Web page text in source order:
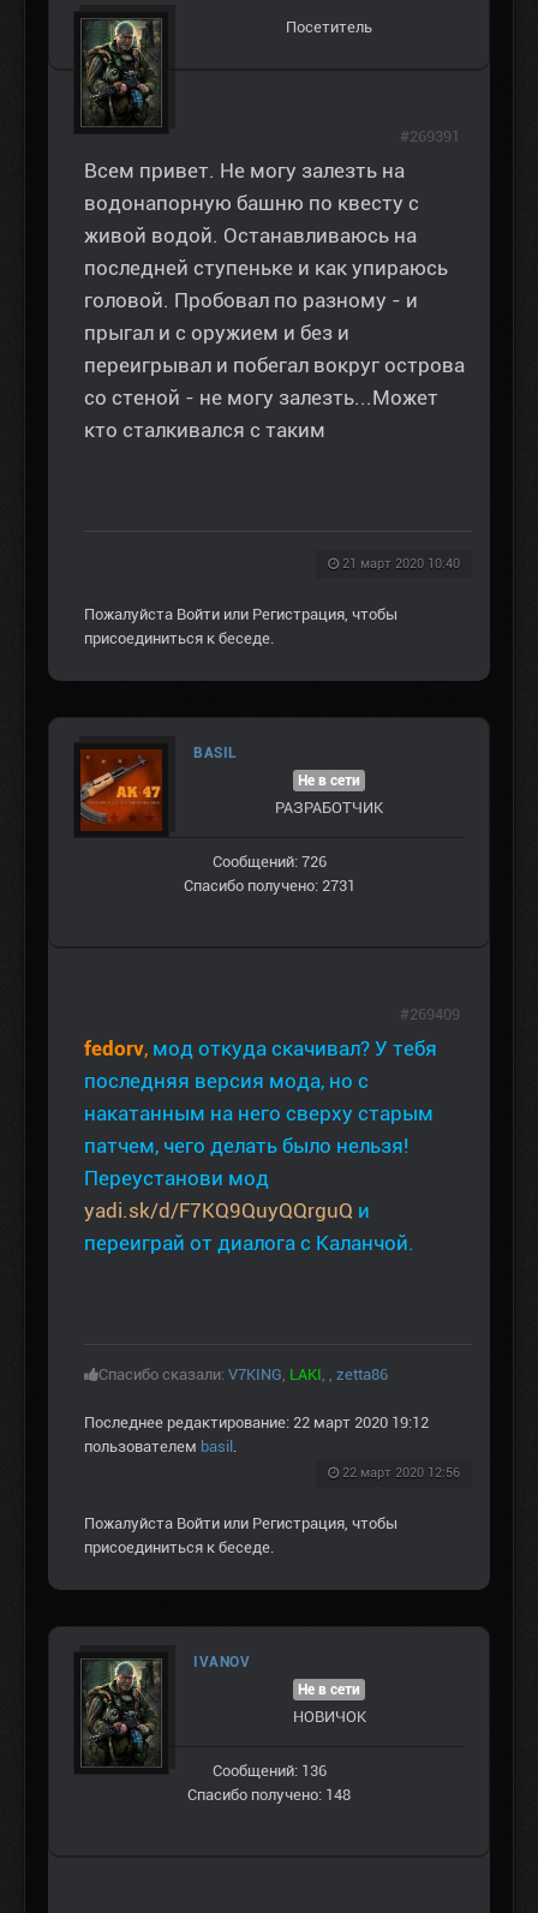
Посетитель
Всем привет. Не могу залезть на
водонапорную башню по квесту с
живой водой. Останавливаюсь на
последней ступеньке и как упираюсь
головой. Пробовал по разному - и
прыгал и с оружием и без и
переигрывал и побегал вокруг острова
со стеной - не могу залезть...Может
кто сталкивался с таким
21 март 2020 10:40
#269391
Пожалуйста Войти или Регистрация, чтобы
присоединиться к беседе.
BASIL
Не в сети
РАЗРАБОТЧИК
Сообщений: 726
Спасибо получено: 2731
fedorv, мод откуда скачивал? У тебя
последняя версия мода, но с
накатанным на него сверху старым
патчем, чего делать было нельзя!
Переустанови мод
yadi.sk/d/F7KQ9QuyQQrguQ и
переиграй от диалога с Каланчой.
Спасибо сказали: V7KING, LAKI, , zetta86
Последнее редактирование: 22 март 2020 19:12
пользователем basil .
22 март 2020 12:56
#269409
Пожалуйста Войти или Регистрация, чтобы
присоединиться к беседе.
IVANOV
Не в сети
НОВИЧОК
Сообщений: 136
Спасибо получено: 148